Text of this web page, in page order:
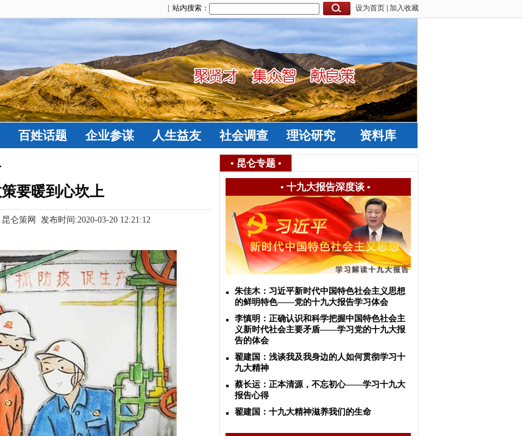
设为首页 加入收藏
| 站内搜索：
百姓话题 企业参谋 人生益友 社会调查 理论研究 资料库
要暖到心坎上
仑策网 发布时间:2020-03-20 12:21:12
• 昆仑专题 •
• 十九大报告深度谈•
朱佳木：习近平新时代中国特色社会主义思想
的鲜明特色——党的十九大报告学习体会
李慎明：正确认识和科学把握中国特色社会主
义新时代社会主要矛盾——学习党的十九大报
告的体会
翟建国：浅谈我及我身边的人如何贯彻学习十
九大精神
蔡长运：正本清源，不忘初心——学习十九大
报告心得
翟建国：十九大精神滋养我们的生命